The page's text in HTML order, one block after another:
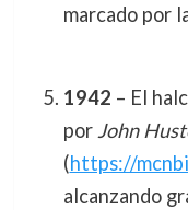
marcado por
1942 – El
por John
(https://
alcanzando